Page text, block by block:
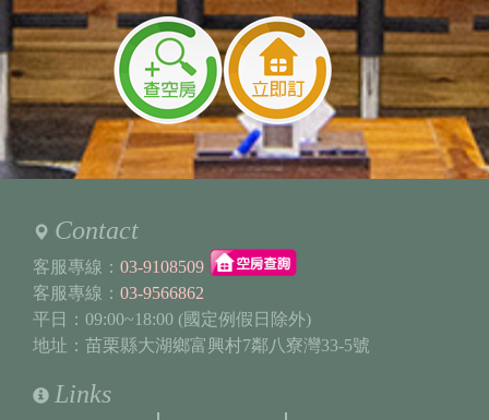
會收到簡訊&mail通知。提醒您:如付款失敗系
統會鎖15分鐘(避免重複預訂)，15分鐘後系統
會自動開房，請再重新操作即可。
■ 選單點選"訂房須知"或"關於我們"
即可看到服務設備與包棟房型..等詳細住宿內
容。
■ 選單點選"相本集"
即可看到民宿其餘外觀照片等。
訪客：
李秉蔚
主題：
包棟住宿詢問
內容：
私密留言，只有版主能看見
回覆：
您好，線上訂房開放六個月內的預訂，目前尚
Contact
客服專線： 03-9108509
客服專線： 03-9566862
平日：09:00~18:00 (國定例假日除外)
地址：苗栗縣大湖鄉富興村7鄰八寮灣33-5號
Links